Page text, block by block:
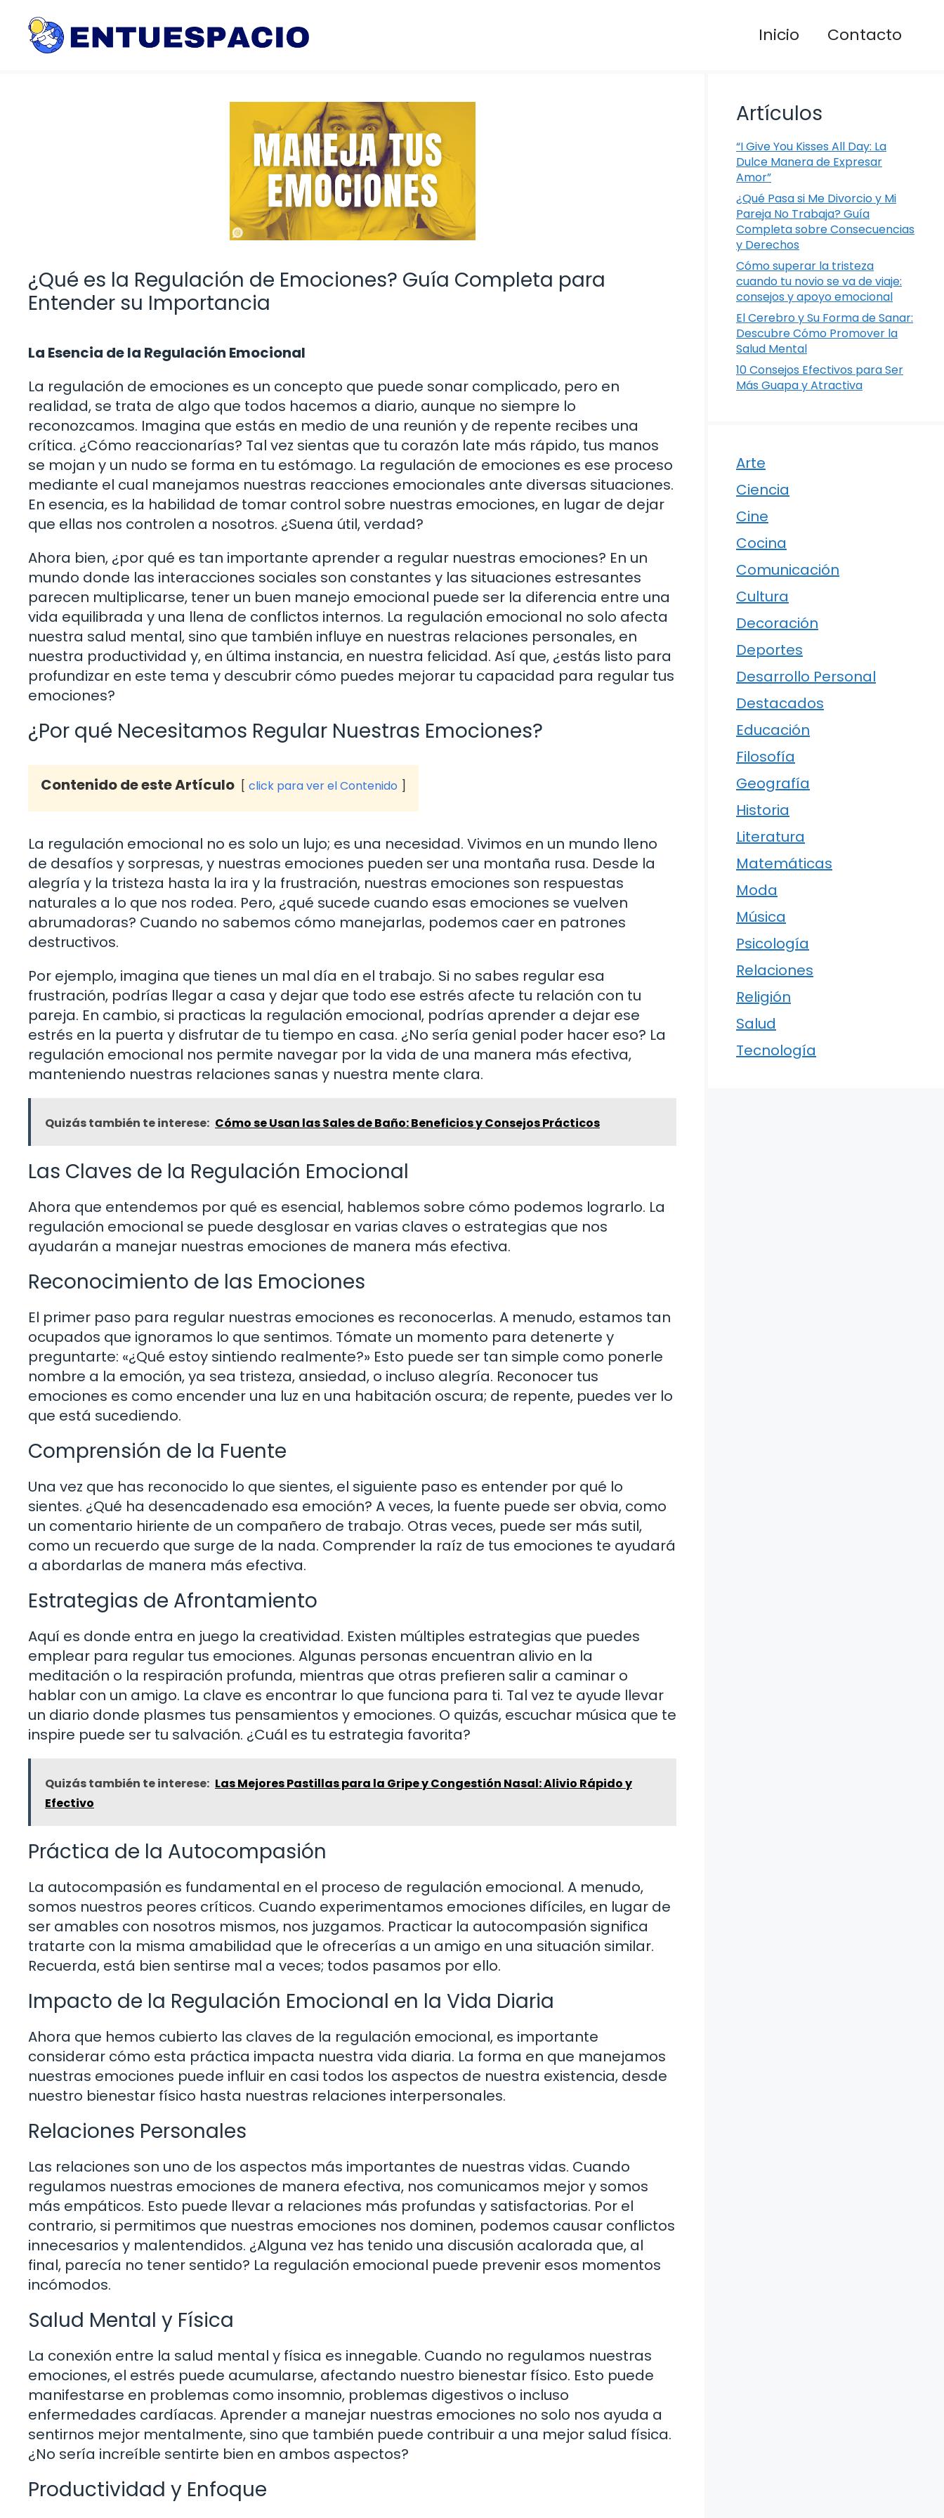
contenido
Inicio Contacto
¿Qué es la Regulación de Emociones? Guía Completa para
Entender su Importancia
La Esencia de la Regulación Emocional
La regulación de emociones es un concepto que puede sonar complicado, pero en
realidad, se trata de algo que todos hacemos a diario, aunque no siempre lo
reconozcamos. Imagina que estás en medio de una reunión y de repente recibes una
crítica. ¿Cómo reaccionarías? Tal vez sientas que tu corazón late más rápido, tus manos
se mojan y un nudo se forma en tu estómago. La regulación de emociones es ese proceso
mediante el cual manejamos nuestras reacciones emocionales ante diversas situaciones.
En esencia, es la habilidad de tomar control sobre nuestras emociones, en lugar de dejar
que ellas nos controlen a nosotros. ¿Suena útil, verdad?
Ahora bien, ¿por qué es tan importante aprender a regular nuestras emociones? En un
mundo donde las interacciones sociales son constantes y las situaciones estresantes
parecen multiplicarse, tener un buen manejo emocional puede ser la diferencia entre una
vida equilibrada y una llena de conflictos internos. La regulación emocional no solo afecta
nuestra salud mental, sino que también influye en nuestras relaciones personales, en
nuestra productividad y, en última instancia, en nuestra felicidad. Así que, ¿estás listo para
profundizar en este tema y descubrir cómo puedes mejorar tu capacidad para regular tus
emociones?
¿Por qué Necesitamos Regular Nuestras Emociones?
Contenido de este Artículo click para ver el Contenido
La regulación emocional no es solo un lujo; es una necesidad. Vivimos en un mundo lleno
de desafíos y sorpresas, y nuestras emociones pueden ser una montaña rusa. Desde la
alegría y la tristeza hasta la ira y la frustración, nuestras emociones son respuestas
naturales a lo que nos rodea. Pero, ¿qué sucede cuando esas emociones se vuelven
abrumadoras? Cuando no sabemos cómo manejarlas, podemos caer en patrones
destructivos.
Por ejemplo, imagina que tienes un mal día en el trabajo. Si no sabes regular esa
frustración, podrías llegar a casa y dejar que todo ese estrés afecte tu relación con tu
pareja. En cambio, si practicas la regulación emocional, podrías aprender a dejar ese
estrés en la puerta y disfrutar de tu tiempo en casa. ¿No sería genial poder hacer eso? La
regulación emocional nos permite navegar por la vida de una manera más efectiva,
manteniendo nuestras relaciones sanas y nuestra mente clara.
Quizás también te interese: Cómo se Usan las Sales de Baño: Beneficios y Consejos Prácticos
Las Claves de la Regulación Emocional
Ahora que entendemos por qué es esencial, hablemos sobre cómo podemos lograrlo. La
regulación emocional se puede desglosar en varias claves o estrategias que nos
ayudarán a manejar nuestras emociones de manera más efectiva.
Reconocimiento de las Emociones
El primer paso para regular nuestras emociones es reconocerlas. A menudo, estamos tan
ocupados que ignoramos lo que sentimos. Tómate un momento para detenerte y
preguntarte: «¿Qué estoy sintiendo realmente?» Esto puede ser tan simple como ponerle
nombre a la emoción, ya sea tristeza, ansiedad, o incluso alegría. Reconocer tus
emociones es como encender una luz en una habitación oscura; de repente, puedes ver lo
que está sucediendo.
Comprensión de la Fuente
Una vez que has reconocido lo que sientes, el siguiente paso es entender por qué lo
sientes. ¿Qué ha desencadenado esa emoción? A veces, la fuente puede ser obvia, como
un comentario hiriente de un compañero de trabajo. Otras veces, puede ser más sutil,
como un recuerdo que surge de la nada. Comprender la raíz de tus emociones te ayudará
a abordarlas de manera más efectiva.
Estrategias de Afrontamiento
Aquí es donde entra en juego la creatividad. Existen múltiples estrategias que puedes
emplear para regular tus emociones. Algunas personas encuentran alivio en la
meditación o la respiración profunda, mientras que otras prefieren salir a caminar o
hablar con un amigo. La clave es encontrar lo que funciona para ti. Tal vez te ayude llevar
un diario donde plasmes tus pensamientos y emociones. O quizás, escuchar música que te
inspire puede ser tu salvación. ¿Cuál es tu estrategia favorita?
Quizás también te interese: Las Mejores Pastillas para la Gripe y Congestión Nasal: Alivio Rápido y
Efectivo
Práctica de la Autocompasión
La autocompasión es fundamental en el proceso de regulación emocional. A menudo,
somos nuestros peores críticos. Cuando experimentamos emociones difíciles, en lugar de
ser amables con nosotros mismos, nos juzgamos. Practicar la autocompasión significa
tratarte con la misma amabilidad que le ofrecerías a un amigo en una situación similar.
Recuerda, está bien sentirse mal a veces; todos pasamos por ello.
Impacto de la Regulación Emocional en la Vida Diaria
Ahora que hemos cubierto las claves de la regulación emocional, es importante
considerar cómo esta práctica impacta nuestra vida diaria. La forma en que manejamos
nuestras emociones puede influir en casi todos los aspectos de nuestra existencia, desde
nuestro bienestar físico hasta nuestras relaciones interpersonales.
Relaciones Personales
Las relaciones son uno de los aspectos más importantes de nuestras vidas. Cuando
regulamos nuestras emociones de manera efectiva, nos comunicamos mejor y somos
más empáticos. Esto puede llevar a relaciones más profundas y satisfactorias. Por el
contrario, si permitimos que nuestras emociones nos dominen, podemos causar conflictos
innecesarios y malentendidos. ¿Alguna vez has tenido una discusión acalorada que, al
final, parecía no tener sentido? La regulación emocional puede prevenir esos momentos
incómodos.
Salud Mental y Física
La conexión entre la salud mental y física es innegable. Cuando no regulamos nuestras
emociones, el estrés puede acumularse, afectando nuestro bienestar físico. Esto puede
manifestarse en problemas como insomnio, problemas digestivos o incluso
enfermedades cardíacas. Aprender a manejar nuestras emociones no solo nos ayuda a
sentirnos mejor mentalmente, sino que también puede contribuir a una mejor salud física.
¿No sería increíble sentirte bien en ambos aspectos?
Productividad y Enfoque
Artículos
“I Give You Kisses All Day: La
Dulce Manera de Expresar
Amor”
¿Qué Pasa si Me Divorcio y Mi
Pareja No Trabaja? Guía
Completa sobre Consecuencias
y Derechos
Cómo superar la tristeza
cuando tu novio se va de viaje:
consejos y apoyo emocional
El Cerebro y Su Forma de Sanar:
Descubre Cómo Promover la
Salud Mental
10 Consejos Efectivos para Ser
Más Guapa y Atractiva
Arte
Ciencia
Cine
Cocina
Comunicación
Cultura
Decoración
Deportes
Desarrollo Personal
Destacados
Educación
Filosofía
Geografía
Historia
Literatura
Matemáticas
Moda
Música
Psicología
Relaciones
Religión
Salud
Tecnología